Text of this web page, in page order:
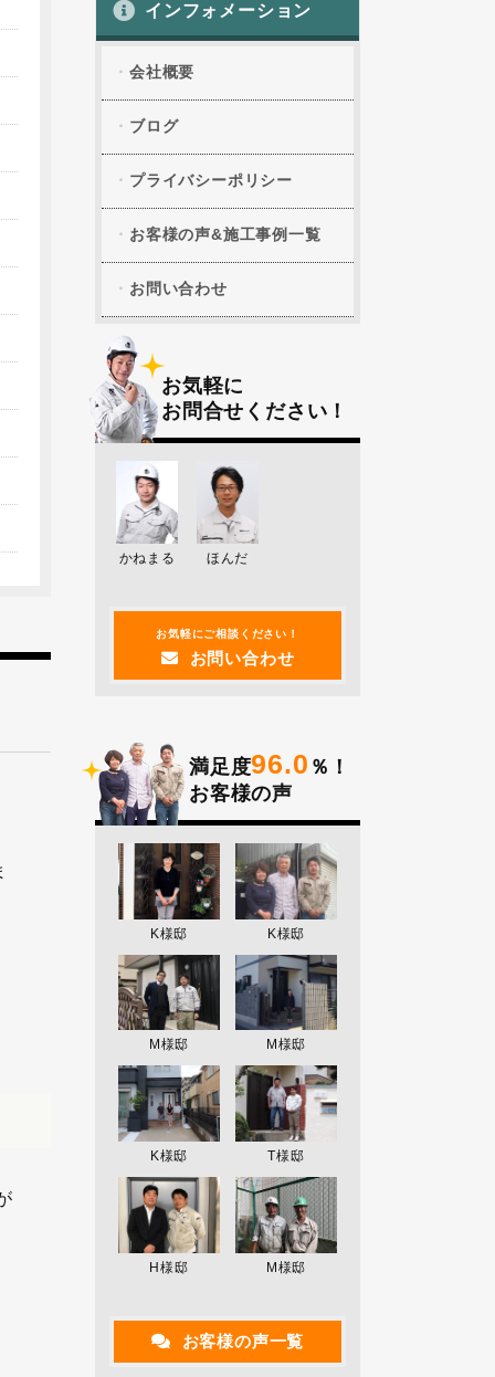
インフォメーション
会社概要
ブログ
プライバシーポリシー
お客様の声&施工事例一覧
お問い合わせ
お気軽に
お問合せください！
かねまる ほんだ
お気軽にご相談ください！
お問い合わせ
満足度96.0 ％！
お客様の声
K様邸 K様邸
M様邸 M様邸
K様邸 T様邸
H様邸 M様邸
お客様の声一覧